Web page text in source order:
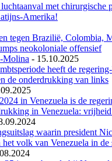
met
Amerika!
tegen Brazilië,
neokoloniale offensief
Molina - 15.10.2025
heeft de
de onderdrukking van links
in Venezuela is de
in Venezuela:
waarin president
volk van Venezuela in de